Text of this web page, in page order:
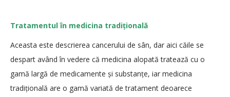
Tratamentul în medicina tradițională
Aceasta este descrierea cancerului de sân, dar aici căile se
despart având în vedere că medicina alopată tratează cu o
gamă largă de medicamente și substanțe, iar medicina
tradițională are o gamă variată de tratament deoarece